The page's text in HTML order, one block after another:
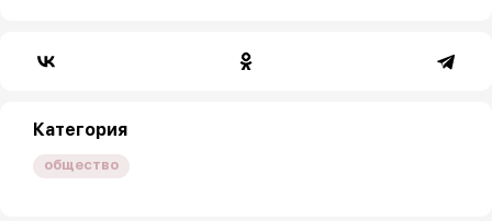
Категория
общество